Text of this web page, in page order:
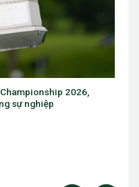
nổ tại Italian Open, giành